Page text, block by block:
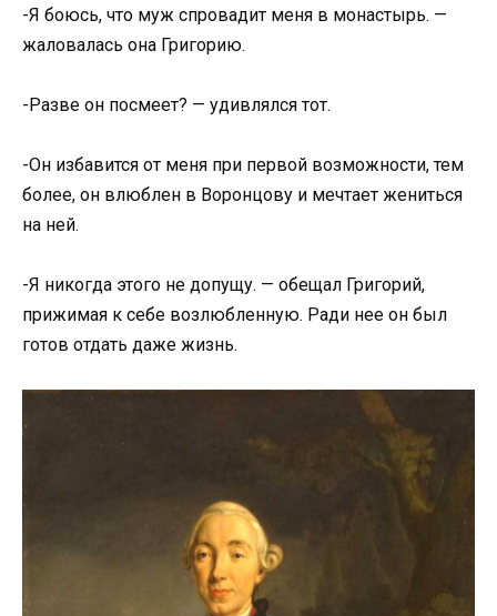
-Я боюсь, что муж спровадит меня в монастырь. —
жаловалась она Григорию.
-Разве он посмеет? — удивлялся тот.
-Он избавится от меня при первой возможности, тем
более, он влюблен в Воронцову и мечтает жениться
на ней.
-Я никогда этого не допущу. — обещал Григорий,
прижимая к себе возлюбленную. Ради нее он был
готов отдать даже жизнь.